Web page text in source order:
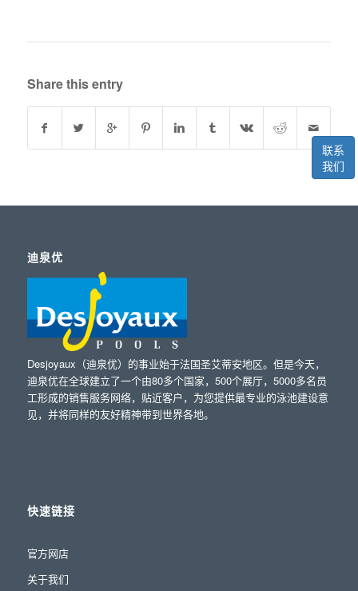
联系
我们
Share this entry
迪泉优
Desjoyaux（迪泉优）的事业始于法国圣艾蒂安地区。但是今天，
迪泉优在全球建立了一个由80多个国家，500个展厅，5000多名员
工形成的销售服务网络，贴近客户，为您提供最专业的泳池建设意
见，并将同样的友好精神带到世界各地。
快速链接
官方网店
关于我们